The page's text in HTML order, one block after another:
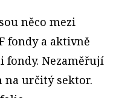
něco mezi
fondy a aktivně
fondy. Nezaměřují
na určitý sektor.